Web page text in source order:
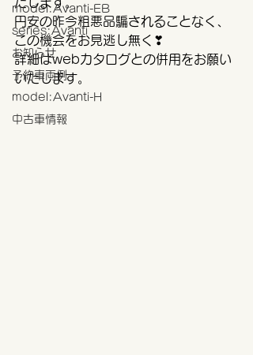
model:Avanti-EB
series:Avanti
お知らせ
予約車両例
model:Avanti-H
中古車情報
円安の昨今粗悪品騙されることなく、
この機会をお見逃し無く❣
詳細はwebカタログとの併用をお願い
いたします。